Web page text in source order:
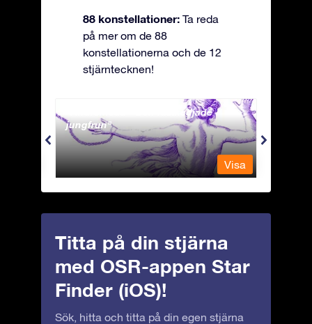
88 konstellationer: Ta reda
på mer om de 88
konstellationerna och de 12
stjärntecknen!
Andromeda - Den fastkedjade
jungfrun
Visa
Titta på din stjärna
med OSR-appen Star
Finder (iOS)!
Sök, hitta och titta på din egen stjärna